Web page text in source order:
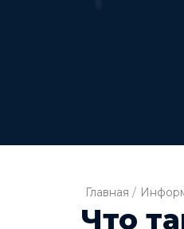
Главная /
Что